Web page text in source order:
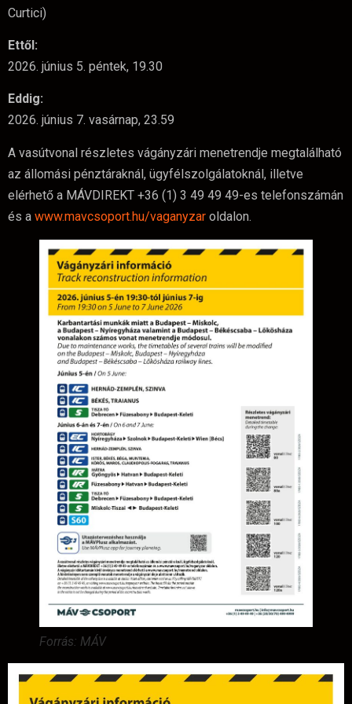
Curtici)
Ettől:
2026. június 5. péntek, 19.30
Eddig:
2026. június 7. vasárnap, 23.59
A vasútvonal részletes vágányzári menetrendje megtalálható
az állomási pénztáraknál, ügyfélszolgálatoknál, illetve
elérhető a MÁVDIREKT +36 (1) 3 49 49 49-es telefonszámán
és a www.mavcsoport.hu/vaganyzar oldalon.
Forrás: MÁV